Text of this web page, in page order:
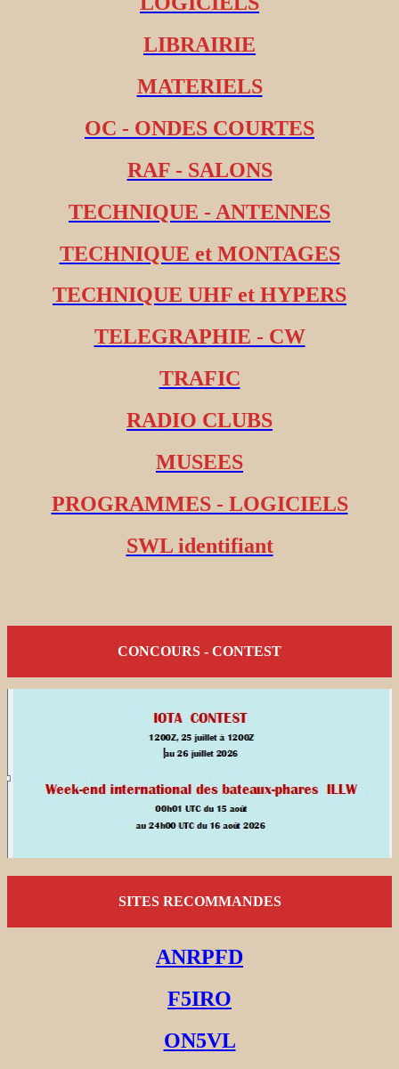
LIBRAIRIE
MATERIELS
OC - ONDES COURTES
RAF - SALONS
TECHNIQUE - ANTENNES
TECHNIQUE et MONTAGES
TECHNIQUE UHF et HYPERS
TELEGRAPHIE - CW
TRAFIC
RADIO CLUBS
MUSEES
PROGRAMMES - LOGICIELS
SWL identifiant
CONCOURS - CONTEST
SITES RECOMMANDES
ANRPFD
F5IRO
ON5VL